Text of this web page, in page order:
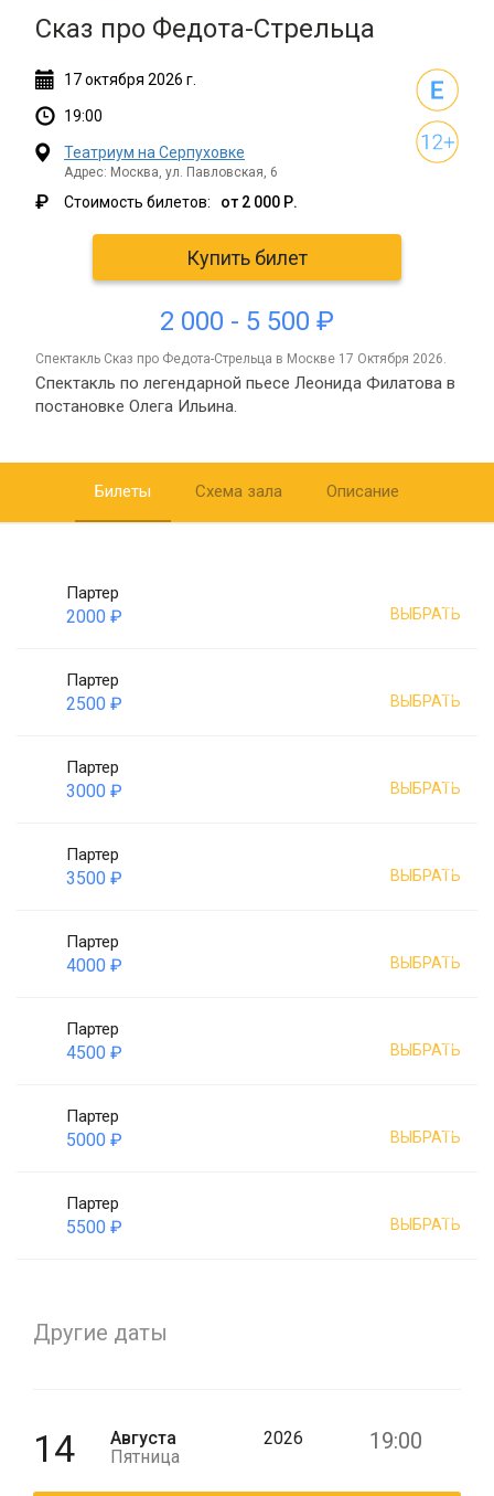
Сказ про Федота-Стрельца
17октября 2026 г.
19:00
Театриум на Серпуховке
Адрес: Москва, ул. Павловская, 6
₽ Стоимость билетов: от 2 000 Р.
Купить билет
2 000 - 5 500 ₽
спектакль Сказ про Федота-Стрельца в Москве 17 Октября 2026.
Спектакль по легендарной пьесе Леонида Филатова в
постановке Олега Ильина.
Билеты Схема зала Описание
Партер
2000 ₽ ВЫБРАТЬ
Партер
2500 ₽ ВЫБРАТЬ
Партер
3000 ₽ ВЫБРАТЬ
Партер
3500 ₽ ВЫБРАТЬ
Партер
4000 ₽ ВЫБРАТЬ
Партер
4500 ₽ ВЫБРАТЬ
Партер
5000 ₽ ВЫБРАТЬ
Партер
5500 ₽ ВЫБРАТЬ
Другие даты
14
Августа
Пятница
2026 19:00